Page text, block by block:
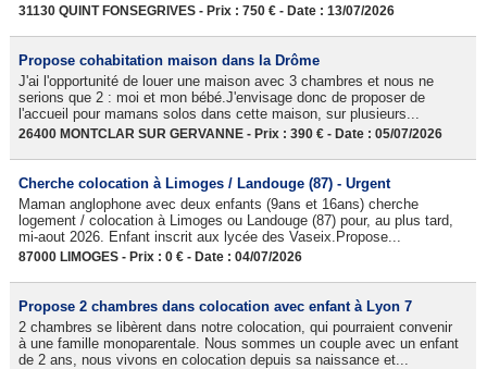
31130 QUINT FONSEGRIVES - Prix : 750 € - Date : 13/07/2026
Propose cohabitation maison dans la Drôme
J'ai l'opportunité de louer une maison avec 3 chambres et nous ne
serions que 2 : moi et mon bébé.J'envisage donc de proposer de
l'accueil pour mamans solos dans cette maison, sur plusieurs...
26400 MONTCLAR SUR GERVANNE - Prix : 390 € - Date : 05/07/2026
Cherche colocation à Limoges / Landouge (87) - Urgent
Maman anglophone avec deux enfants (9ans et 16ans) cherche
logement / colocation à Limoges ou Landouge (87) pour, au plus tard,
mi-aout 2026. Enfant inscrit aux lycée des Vaseix.Propose...
87000 LIMOGES - Prix : 0 € - Date : 04/07/2026
Propose 2 chambres dans colocation avec enfant à Lyon 7
2 chambres se libèrent dans notre colocation, qui pourraient convenir
à une famille monoparentale. Nous sommes un couple avec un enfant
de 2 ans, nous vivons en colocation depuis sa naissance et...